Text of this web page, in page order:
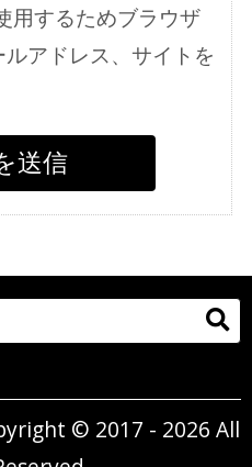
用するためブラウザ
アドレス、サイトを
© 2017 - 2026 All